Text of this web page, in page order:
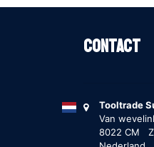
Contact
Tooltrade
Van
8022 CM